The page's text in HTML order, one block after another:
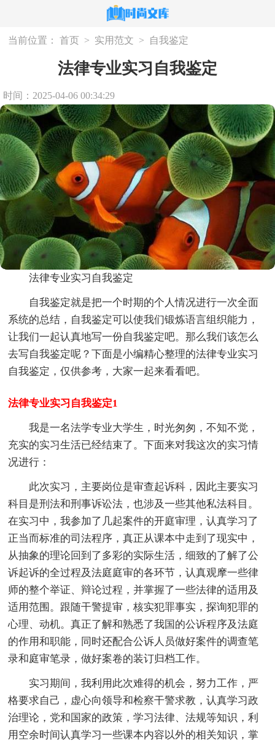
当前位置： 首页 > 实用范文 > 自我鉴定
法律专业实习自我鉴定
时间：2025-04-06 00:34:29
法律专业实习自我鉴定
自我鉴定就是把一个时期的个人情况进行一次全面
系统的总结，自我鉴定可以使我们锻炼语言组织能力，
让我们一起认真地写一份自我鉴定吧。那么我们该怎么
去写自我鉴定呢？下面是小编精心整理的法律专业实习
自我鉴定，仅供参考，大家一起来看看吧。
法律专业实习自我鉴定1
我是一名法学专业大学生，时光匆匆，不知不觉，
充实的实习生活已经结束了。下面来对我这次的实习情
况进行：
此次实习，主要岗位是审查起诉科，因此主要实习
科目是刑法和刑事诉讼法，也涉及一些其他私法科目。
在实习中，我参加了几起案件的开庭审理，认真学习了
正当而标准的司法程序，真正从课本中走到了现实中，
从抽象的理论回到了多彩的实际生活，细致的了解了公
诉起诉的全过程及法庭庭审的各环节，认真观摩一些律
师的整个举证、辩论过程，并掌握了一些法律的适用及
适用范围。跟随干警提审，核实犯罪事实，探询犯罪的
心理、动机。真正了解和熟悉了我国的公诉程序及法庭
的作用和职能，同时还配合公诉人员做好案件的调查笔
录和庭审笔录，做好案卷的装订归档工作。
实习期间，我利用此次难得的机会，努力工作，严
格要求自己，虚心向领导和检察干警求教，认真学习政
治理论，党和国家的政策，学习法律、法规等知识，利
用空余时间认真学习一些课本内容以外的相关知识，掌